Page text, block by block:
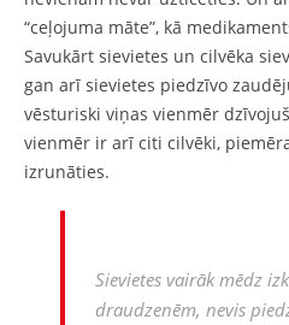
“ceļojuma māte”, kā
Savukārt sievietes un cilvēka
gan arī sievietes piedzīvo
vēsturiski viņas vienmēr
vienmēr ir arī citi cilvēki,
izrunāties.
Sievietes vairāk mēdz
draudzenēm, nevis